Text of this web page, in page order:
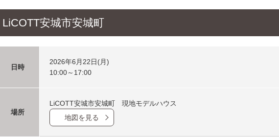
LiCOTT安城市安城町
日時
2026年6月22日(月)
10:00～17:00
場所
LiCOTT安城市安城町 現地モデルハウス
地図を見る